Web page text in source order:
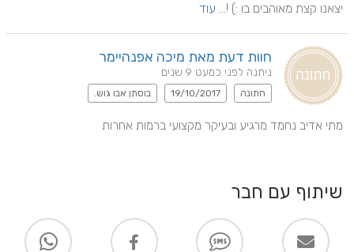
יצאנו קצת מאוהבים בו :) !... עוד
חוות דעת מאת מיכה אפנהיימר
ניתנה לפני כמעט 9 שנים
חתונה 19/10/2017 בוסתן אבו גוש.
מתי אדיב נחמד מרגיע ובעיקר מקצועי ברמות אחרות
שיתוף עם חבר